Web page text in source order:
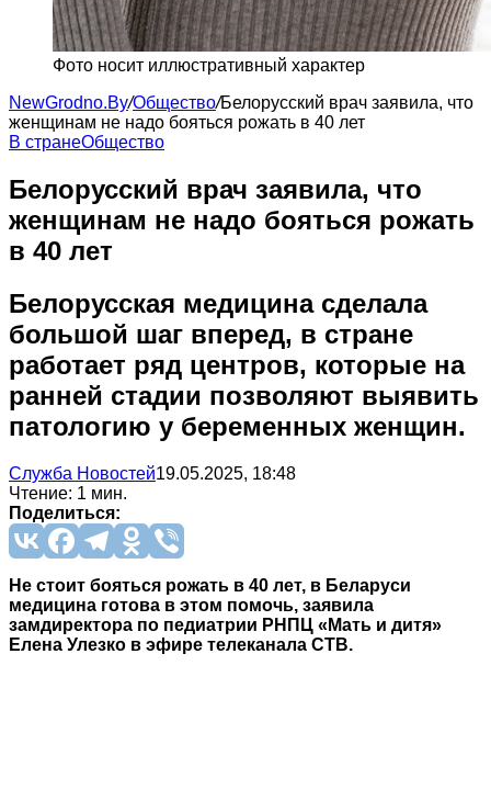
Фото носит иллюстративный характер
NewGrodno.By/Общество/Белорусский врач заявила, что
женщинам не надо бояться рожать в 40 лет
В странеОбщество
Белорусский врач заявила, что
женщинам не надо бояться рожать
в 40 лет
Белорусская медицина сделала
большой шаг вперед, в стране
работает ряд центров, которые на
ранней стадии позволяют выявить
патологию у беременных женщин.
Служба Новостей19.05.2025, 18:48
Чтение: 1 мин.
Поделиться:
Не стоит бояться рожать в 40 лет, в Беларуси
медицина готова в этом помочь, заявила
замдиректора по педиатрии РНПЦ «Мать и дитя»
Елена Улезко в эфире телеканала СТВ.